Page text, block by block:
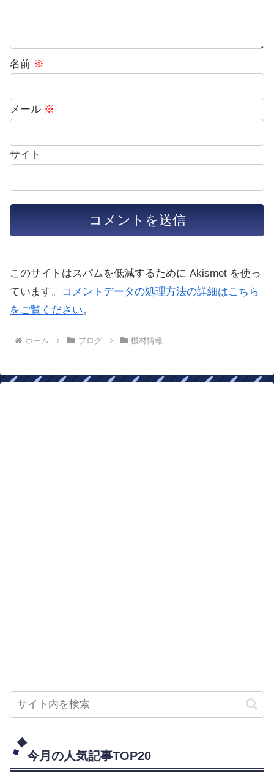
名前 ※
メール ※
サイト
このサイトはスパムを低減するために Akismet を使っ
ています。
コメントデータの処理方法の詳細はこちら
をご覧ください。
ホーム ブログ 機材情報
今月の人気記事TOP20